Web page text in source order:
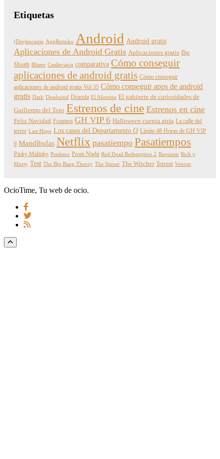
Etiquetas
(Des)encanto AggRetsuko Android Android gratis
Aplicaciones de Android Gratis Aplicaciones gratis Big
Mouth Blame Castlevania comparativa Cómo conseguir
aplicaciones de android gratis Cómo conseguir
aplicaciones de android gratis Vol 35 Cómo conseguir apps de android
gratis Dark Deadwind Dracula El Alienista El gabinete de curiosidades de
Guillermo del Toro Estrenos de cine Estrenos en cine
Feliz Navidad Frontera GH VIP 6 Halloween cuenta atrás La calle del
terror Last Hope Los casos del Departamento Q Límite 48 Horas de GH VIP
6 Mandíbulas Netflix pasatiempo Pasatiempos
Pinky Malinky Predator Prom Night Red Dead Redemption 2 Requiem Rick y
Morty Test The Big Bang Theory The Sinner The Witcher Torrent Venom
OcioTime, Tu web de ocio.